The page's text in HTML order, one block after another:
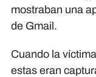
mostraban una
de Gmail.
Cuando la
estas eran